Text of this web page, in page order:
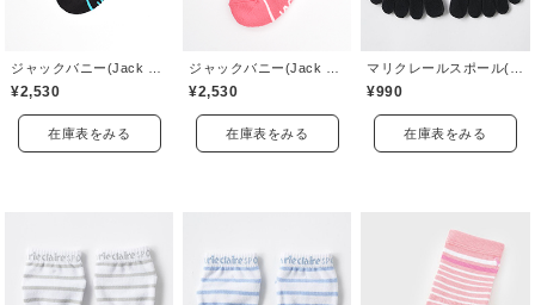
¥2,530
在庫表をみる
¥2,530
在庫表をみる
¥990
在庫表をみる